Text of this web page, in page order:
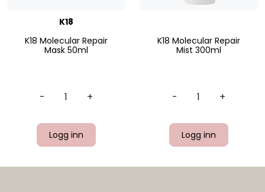
K18
K18 Molecular Repair
Mask 50ml
- +
Logg inn
K18 Molecular Repair
Mist 300ml
- +
Logg inn